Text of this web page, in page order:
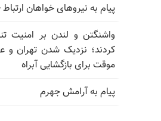
پیام به نیروهای خواهان ارتباط - ۱۵مرداد
واشنگتن و لندن بر امنیت
کردند؛ نزدیک شدن تهران و
موقت برای بازگشایی آبراه
پیام به آرامش جهرم